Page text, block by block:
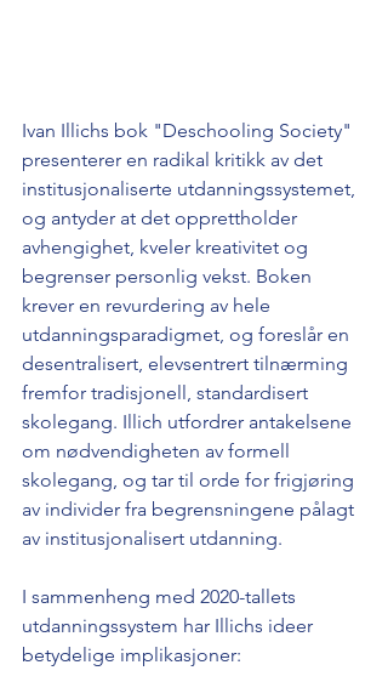
Ivan Illichs bok "Deschooling Society"
presenterer en radikal kritikk av det
institusjonaliserte utdanningssystemet,
og antyder at det opprettholder
avhengighet, kveler kreativitet og
begrenser personlig vekst. Boken
krever en revurdering av hele
utdanningsparadigmet, og foreslår en
desentralisert, elevsentrert tilnærming
fremfor tradisjonell, standardisert
skolegang. Illich utfordrer antakelsene
om nødvendigheten av formell
skolegang, og tar til orde for frigjøring
av individer fra begrensningene pålagt
av institusjonalisert utdanning.
I sammenheng med 2020-tallets
utdanningssystem har Illichs ideer
betydelige implikasjoner: